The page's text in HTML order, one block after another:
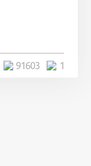
1
91603